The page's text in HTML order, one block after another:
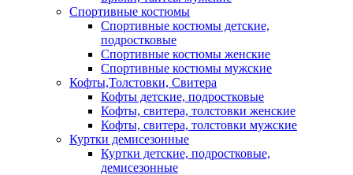
Спортивные костюмы
Спортивные костюмы детские,
подростковые
Спортивные костюмы женские
Спортивные костюмы мужские
Кофты,Толстовки, Свитера
Кофты детские, подростковые
Кофты, свитера, толстовки женские
Кофты, свитера, толстовки мужские
Куртки демисезонные
Куртки детские, подростковые,
демисезонные